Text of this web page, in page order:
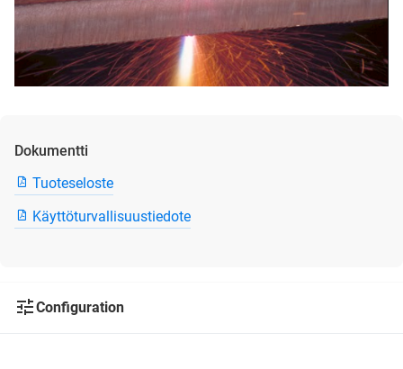
Dokumentti
Tuoteseloste
Käyttöturvallisuustiedote
Configuration